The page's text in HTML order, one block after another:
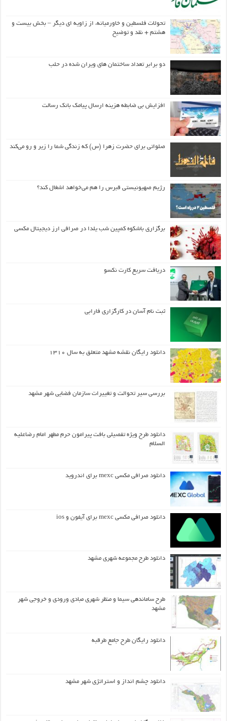
تحولات فلسطین و خاورمیانه، از زاویه ای دیگر – بخش بیست و
هشتم + نقد و توضیح
دو برابر تعداد ساختمان های ویران شده در حلب
افزایش بی ضابطه هزینه ارسال پیامک بانک رسالت
صلواتی برای حضرت زهرا (س) که زندگی شما را زیر و رو می‌کند
رژیم صهیونیستی قبرس را هم می‌خواهد اشغال کند؟
برگزاری باشکوه کمپین شب یلدا در صرافی ارز دیجیتال مکسی
دریافت سریع کارت نکسو
ثبت نام آسان در کارگزاری فارابی
دانلود رایگان نقشه مشهد متعلق به سال ۱۳۱۰
بررسی سیر تحوالت و تغییرات سازمان فضایی شهر مشهد
دانلود طرح ويژه تفصيلي بافت پيرامون حرم مطهر امام رضاعليه
السلام
دانلود صرافی مکسی mexc برای اندروید
دانلود صرافی مکسی mexc برای آیفون و ios
دانلود طرح مجموعه شهری مشهد
طرح ساماندهی سیما و منظر شهری مبادی ورودی و خروجی شهر
مشهد
دانلود رایگان طرح جامع طرقبه
دانلود چشم انداز و استراتژی شهر مشهد